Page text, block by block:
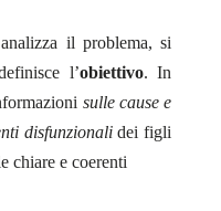
il problema, si
l’obiettivo. In
sulle cause e
disfunzionalidei figli
chiare e coerenti